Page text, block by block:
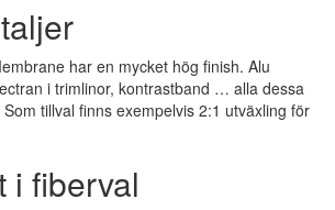
har en mycket hög finish. Alu
i trimlinor, kontrastband … alla dessa
tillval finns exempelvis 2:1 utväxling för
i fiberval